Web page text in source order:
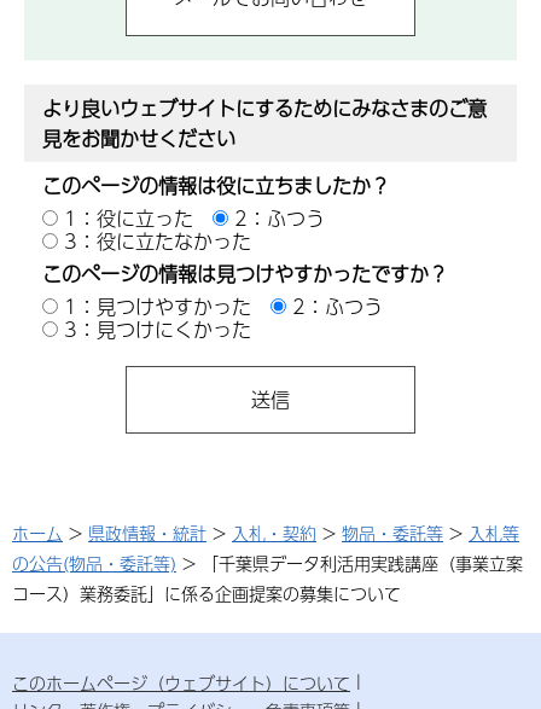
より良いウェブサイトにするためにみなさまのご意
見をお聞かせください
このページの情報は役に立ちましたか？
1：役に立った
2：ふつう
3：役に立たなかった
このページの情報は見つけやすかったですか？
1：見つけやすかった
2：ふつう
3：見つけにくかった
ホーム > 県政情報・統計 > 入札・契約 > 物品・委託等 > 入札等
の公告(物品・委託等) > 「千葉県データ利活用実践講座（事業立案
コース）業務委託」に係る企画提案の募集について
このホームページ（ウェブサイト）について